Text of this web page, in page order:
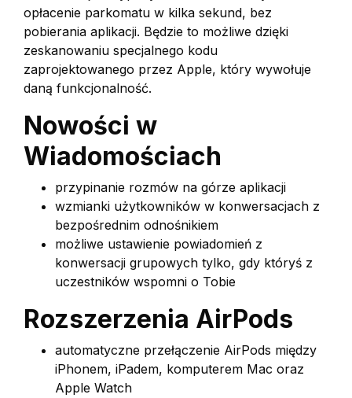
opłacenie parkomatu w kilka sekund, bez
pobierania aplikacji. Będzie to możliwe dzięki
zeskanowaniu specjalnego kodu
zaprojektowanego przez Apple, który wywołuje
daną funkcjonalność.
Nowości w
Wiadomościach
przypinanie rozmów na górze aplikacji
wzmianki użytkowników w konwersacjach z
bezpośrednim odnośnikiem
możliwe ustawienie powiadomień z
konwersacji grupowych tylko, gdy któryś z
uczestników wspomni o Tobie
Rozszerzenia AirPods
automatyczne przełączenie AirPods między
iPhonem, iPadem, komputerem Mac oraz
Apple Watch